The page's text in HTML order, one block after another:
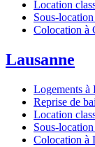
Location
Sous-
Colocation à
Lausanne
Logements à
Reprise de
Location
Sous-
Colocation à